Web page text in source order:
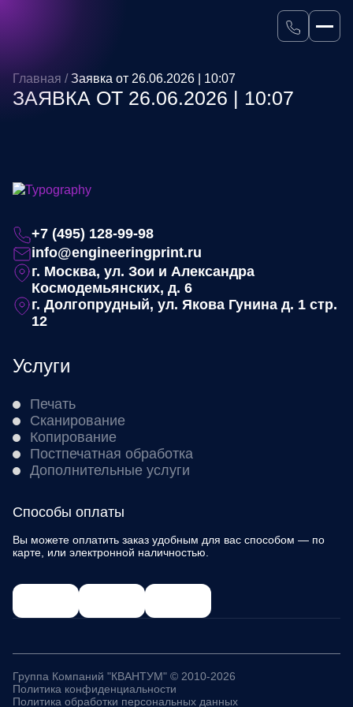
Главная /Заявка от 26.06.2026 | 10:07
ЗАЯВКА ОТ 26.06.2026 | 10:07
+7 (495) 128-99-98
info@engineeringprint.ru
г. Москва, ул. Зои и Александра
Космодемьянских, д. 6
г. Долгопрудный, ул. Якова Гунина д. 1 стр.
12
Услуги
Печать
Сканирование
Копирование
Постпечатная обработка
Дополнительные услуги
Способы оплаты
Вы можете оплатить заказ удобным для вас способом — по
карте, или электронной наличностью.
Группа Компаний "КВАНТУМ" © 2010-2026
Политика конфиденциальности
Политика обработки персональных данных